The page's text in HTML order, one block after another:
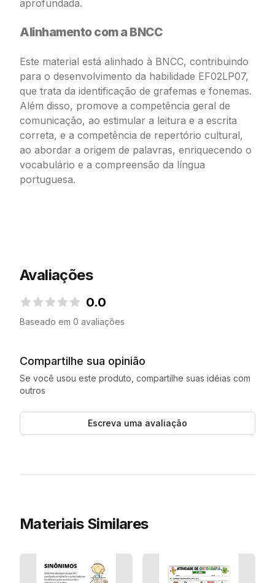
aprofundada.
Alinhamento com a BNCC
Este material está alinhado à BNCC, contribuindo
para o desenvolvimento da habilidade EF02LP07,
que trata da identificação de grafemas e fonemas.
Além disso, promove a competência geral de
comunicação, ao estimular a leitura e a escrita
correta, e a competência de repertório cultural,
ao abordar a origem de palavras, enriquecendo o
vocabulário e a compreensão da língua
portuguesa.
Avaliações
0.0
Baseado em 0 avaliações
Compartilhe sua opinião
Se você usou este produto, compartilhe suas idéias com
outros
Escreva uma avaliação
Materiais Similares